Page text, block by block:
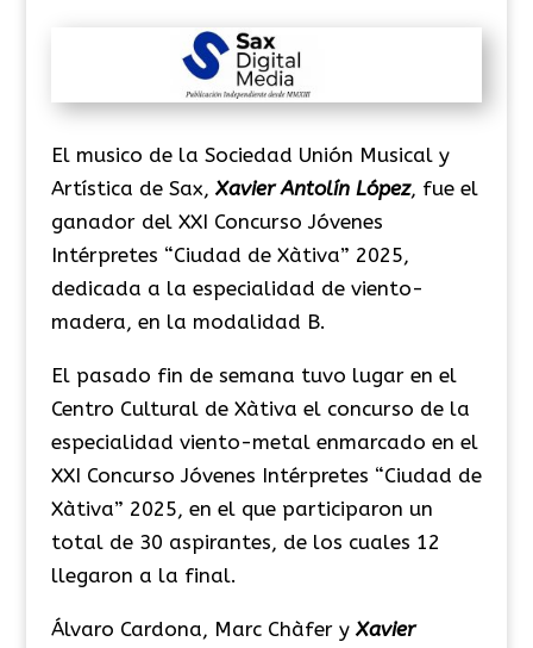
El musico de la Sociedad Unión Musical y
Artística de Sax, Xavier Antolín López, fue el
ganador del XXI Concurso Jóvenes
Intérpretes “Ciudad de Xàtiva” 2025,
dedicada a la especialidad de viento-
madera, en la modalidad B.
El pasado fin de semana tuvo lugar en el
Centro Cultural de Xàtiva el concurso de la
especialidad viento-metal enmarcado en el
XXI Concurso Jóvenes Intérpretes “Ciudad de
Xàtiva” 2025, en el que participaron un
total de 30 aspirantes, de los cuales 12
llegaron a la final.
Álvaro Cardona, Marc Chàfer y Xavier